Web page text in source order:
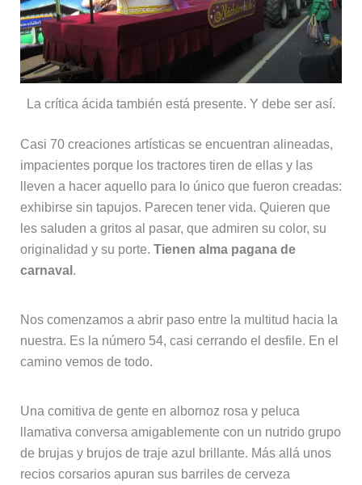
La crítica ácida también está presente. Y debe ser así.
Casi 70 creaciones artísticas se encuentran alineadas,
impacientes porque los tractores tiren de ellas y las
lleven a hacer aquello para lo único que fueron creadas:
exhibirse sin tapujos. Parecen tener vida. Quieren que
les saluden a gritos al pasar, que admiren su color, su
originalidad y su porte. Tienen alma pagana de
carnaval .
Nos comenzamos a abrir paso entre la multitud hacia la
nuestra. Es la número 54, casi cerrando el desfile. En el
camino vemos de todo.
Una comitiva de gente en albornoz rosa y peluca
llamativa conversa amigablemente con un nutrido grupo
de brujas y brujos de traje azul brillante. Más allá unos
recios corsarios apuran sus barriles de cerveza